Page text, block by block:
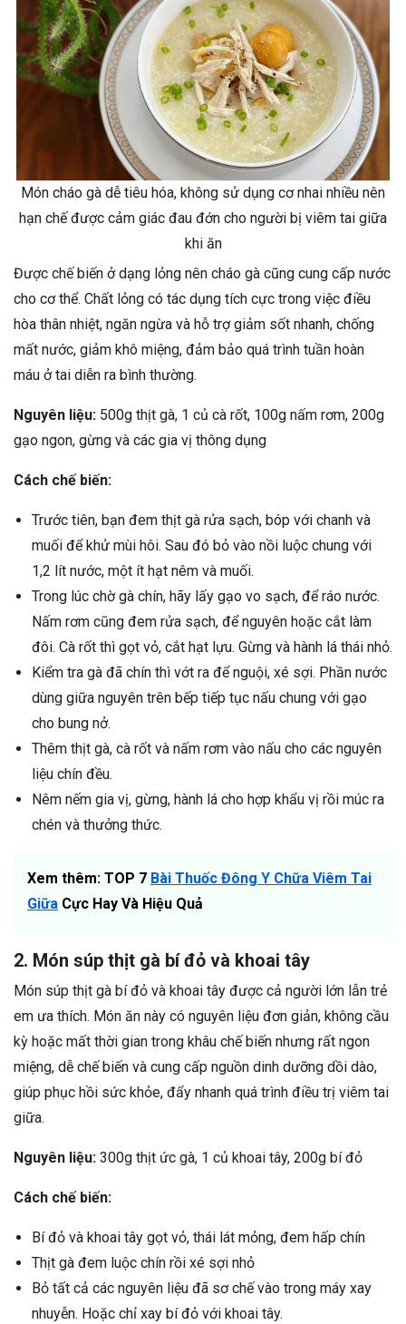
Món cháo gà dễ tiêu hóa, không sử dụng cơ nhai nhiều nên
hạn chế được cảm giác đau đớn cho người bị viêm tai giữa
khi ăn
Được chế biến ở dạng lỏng nên cháo gà cũng cung cấp nước
cho cơ thể. Chất lỏng có tác dụng tích cực trong việc điều
hòa thân nhiệt, ngăn ngừa và hỗ trợ giảm sốt nhanh, chống
mất nước, giảm khô miệng, đảm bảo quá trình tuần hoàn
máu ở tai diễn ra bình thường.
Nguyên liệu: 500g thịt gà, 1 củ cà rốt, 100g nấm rơm, 200g
gạo ngon, gừng và các gia vị thông dụng
Cách chế biến:
Trước tiên, bạn đem thịt gà rửa sạch, bóp với chanh và
muối để khử mùi hôi. Sau đó bỏ vào nồi luộc chung với
1,2 lít nước, một ít hạt nêm và muối.
Trong lúc chờ gà chín, hãy lấy gạo vo sạch, để ráo nước.
Nấm rơm cũng đem rửa sạch, để nguyên hoặc cắt làm
đôi. Cà rốt thì gọt vỏ, cắt hạt lựu. Gừng và hành lá thái nhỏ.
Kiểm tra gà đã chín thì vớt ra để nguội, xé sợi. Phần nước
dùng giữa nguyên trên bếp tiếp tục nấu chung với gạo
cho bung nở.
Thêm thịt gà, cà rốt và nấm rơm vào nấu cho các nguyên
liệu chín đều.
Nêm nếm gia vị, gừng, hành lá cho hợp khẩu vị rồi múc ra
chén và thưởng thức.
Xem thêm: TOP 7 Bài Thuốc Đông Y Chữa Viêm Tai
Giữa Cực Hay Và Hiệu Quả
2. Món súp thịt gà bí đỏ và khoai tây
Món súp thịt gà bí đỏ và khoai tây được cả người lớn lẫn trẻ
em ưa thích. Món ăn này có nguyên liệu đơn giản, không cầu
kỳ hoặc mất thời gian trong khâu chế biến nhưng rất ngon
miệng, dễ chế biến và cung cấp nguồn dinh dưỡng dồi dào,
giúp phục hồi sức khỏe, đẩy nhanh quá trình điều trị viêm tai
giữa.
Nguyên liệu: 300g thịt ức gà, 1 củ khoai tây, 200g bí đỏ
Cách chế biến:
Bí đỏ và khoai tây gọt vỏ, thái lát mỏng, đem hấp chín
Thịt gà đem luộc chín rồi xé sợi nhỏ
Bỏ tất cả các nguyên liệu đã sơ chế vào trong máy xay
nhuyễn. Hoặc chỉ xay bí đỏ với khoai tây.